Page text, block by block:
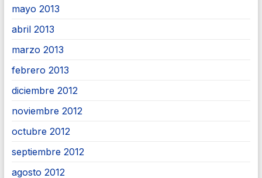
mayo 2013
abril 2013
marzo 2013
febrero 2013
diciembre 2012
noviembre 2012
octubre 2012
septiembre 2012
agosto 2012